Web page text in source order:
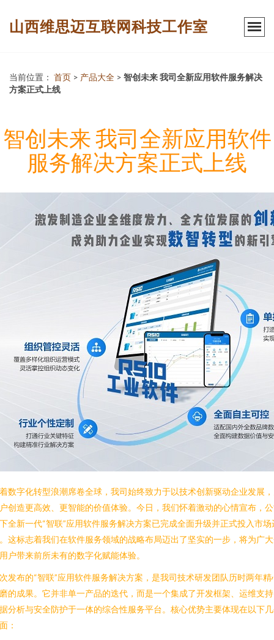
山西维思迈互联网科技工作室
当前位置： 首页 > 产品大全 > 智创未来 我司全新应用软件服务解决
方案正式上线
智创未来 我司全新应用软件
服务解决方案正式上线
数字化转型浪潮席卷全球，我司始终致力于以技术创新驱动企业发展
创造更高效、更智能的价值体验。今日，我们怀着激动的心情宣布，
全新一代“智联”应用软件服务解决方案已完成全面升级并正式投入市场
这标志着我们在软件服务领域的战略布局迈出了坚实的一步，将为广
户带来前所未有的数字化赋能体验。
发布的“智联”应用软件服务解决方案，是我司技术研发团队历时两年精
的成果。它并非单一产品的迭代，而是一个集成了开发框架、运维支
分析与安全防护于一体的综合性服务平台。核心优势主要体现在以下
：